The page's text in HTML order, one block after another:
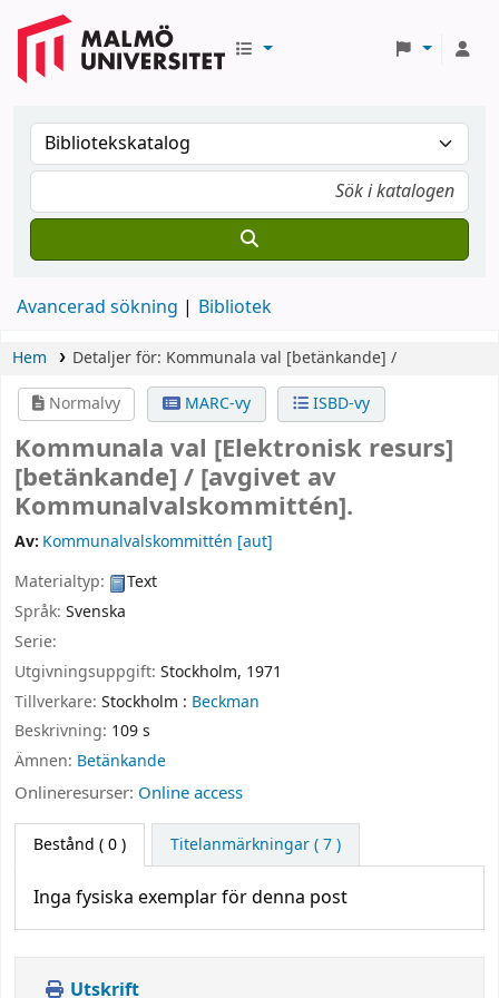
Avancerad sökning Bibliotek
Hem Detaljer för: Kommunala val [betänkande] /
Normalvy
MARC-vy ISBD-vy
Kommunala val [Elektronisk resurs]
[betänkande] / [avgivet av
Kommunalvalskommittén].
Av: Kommunalvalskommittén [aut]
Materialtyp:
Text
Språk: Svenska
Serie:
Utgivningsuppgift: Stockholm, 1971
Tillverkare: Stockholm : Beckman
Beskrivning: 109 s
Ämnen: Betänkande
Onlineresurser: Online access
Bestånd ( 0 ) Titelanmärkningar ( 7 )
Inga fysiska exemplar för denna post
Utskrift